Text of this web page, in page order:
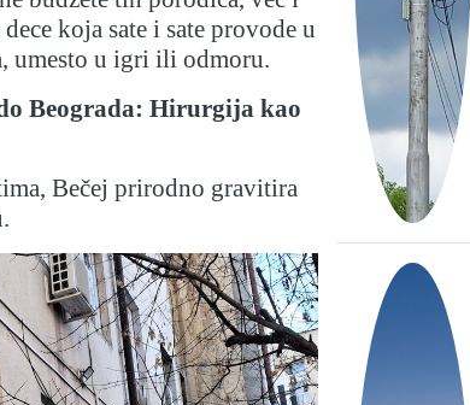
koja sate i sate provode u
umesto u igri ili odmoru.
Beograda: Hirurgija kao
Bečej prirodno gravitira